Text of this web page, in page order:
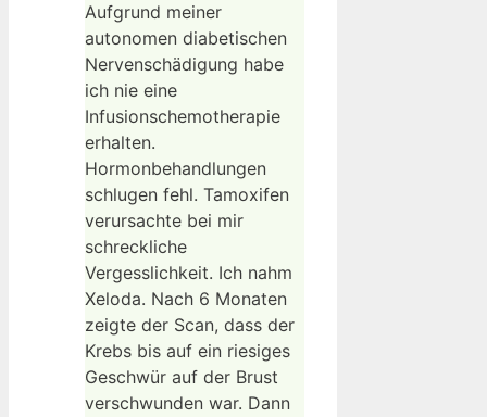
Aufgrund meiner
autonomen diabetischen
Nervenschädigung habe
ich nie eine
Infusionschemotherapie
erhalten.
Hormonbehandlungen
schlugen fehl. Tamoxifen
verursachte bei mir
schreckliche
Vergesslichkeit. Ich nahm
Xeloda. Nach 6 Monaten
zeigte der Scan, dass der
Krebs bis auf ein riesiges
Geschwür auf der Brust
verschwunden war. Dann